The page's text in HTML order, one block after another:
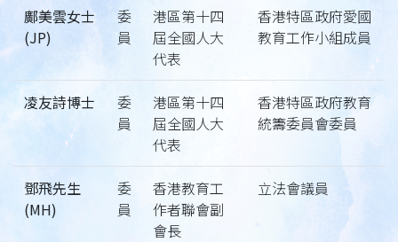
鄺美雲女士
(JP)
委
員
港區第十四
屆全國人大
代表
香港特區政府愛國
教育工作小組成員
凌友詩博士
委
員
港區第十四
屆全國人大
代表
香港特區政府教育
統籌委員會委員
鄧飛先生
(MH)
委
員
香港教育工
作者聯會副
會長
立法會議員